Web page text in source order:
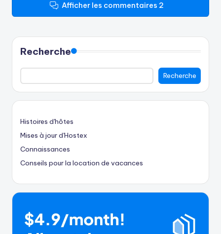
Afficher les commentaires 2
Recherche
Recherche
Histoires d'hôtes
Mises à jour d'Hostex
Connaissances
Conseils pour la location de vacances